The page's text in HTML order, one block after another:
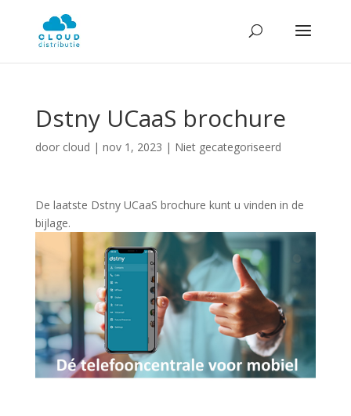
Dstny UCaaS brochure
door cloud | nov 1, 2023 | Niet gecategoriseerd
De laatste Dstny UCaaS brochure kunt u vinden in de
bijlage.